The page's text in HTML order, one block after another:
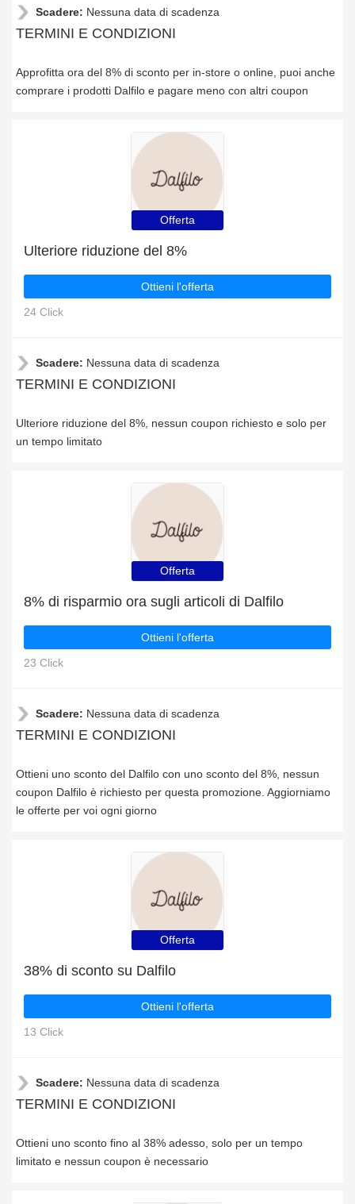
Scadere: Nessuna data di scadenza
TERMINI E CONDIZIONI
Approfitta ora del 8% di sconto per in-store o online, puoi anche
comprare i prodotti Dalfilo e pagare meno con altri coupon
Offerta
Ulteriore riduzione del 8%
Ottieni l'offerta
24 Click
Scadere: Nessuna data di scadenza
TERMINI E CONDIZIONI
Ulteriore riduzione del 8%, nessun coupon richiesto e solo per
un tempo limitato
Offerta
8% di risparmio ora sugli articoli di Dalfilo
Ottieni l'offerta
23 Click
Scadere: Nessuna data di scadenza
TERMINI E CONDIZIONI
Ottieni uno sconto del Dalfilo con uno sconto del 8%, nessun
coupon Dalfilo è richiesto per questa promozione. Aggiorniamo
le offerte per voi ogni giorno
Offerta
38% di sconto su Dalfilo
Ottieni l'offerta
13 Click
Scadere: Nessuna data di scadenza
TERMINI E CONDIZIONI
Ottieni uno sconto fino al 38% adesso, solo per un tempo
limitato e nessun coupon è necessario